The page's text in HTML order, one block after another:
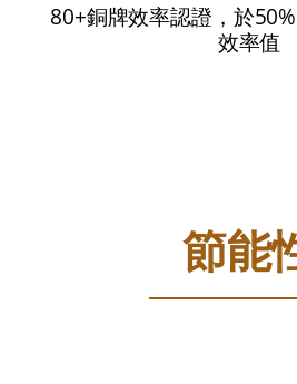
80+銅牌效率認證，於
效率值
節能